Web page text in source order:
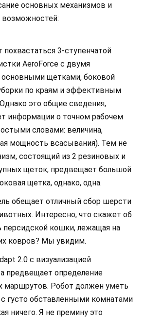
основных механизмов и
3-ступенчатой
AeroForce с двумя
щетками, боковой
по краям и эффективным
это общие сведения,
информации о точном рабочем
словами: величина,
мощность всасывания). Тем не
состоящий из 2 резиновых и
щеток, предвещает большой
щетка, однако, одна.
обещает отличный сбор шерсти
Интересно, что скажет об
кошки, лежащая на
ковров? Мы увидим.
2.0 с визуализацией
предвещает определение
маршрутов. Робот должен уметь
с густо обставленными комнатами
ничего. Я не премину это